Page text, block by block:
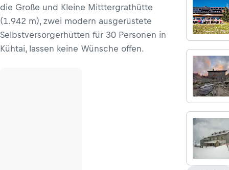
die Große und Kleine Mitttergrathütte
(1.942 m), zwei modern ausgerüstete
Selbstversorgerhütten für 30 Personen in
Kühtai, lassen keine Wünsche offen.